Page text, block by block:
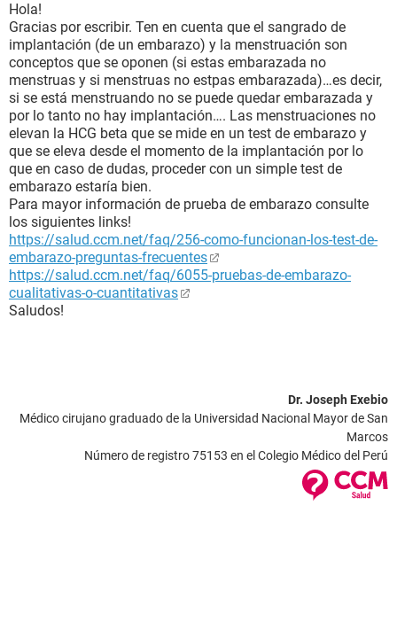
Hola!
Gracias por escribir. Ten en cuenta que el sangrado de
implantación (de un embarazo) y la menstruación son
conceptos que se oponen (si estas embarazada no
menstruas y si menstruas no estpas embarazada)…es decir,
si se está menstruando no se puede quedar embarazada y
por lo tanto no hay implantación…. Las menstruaciones no
elevan la HCG beta que se mide en un test de embarazo y
que se eleva desde el momento de la implantación por lo
que en caso de dudas, proceder con un simple test de
embarazo estaría bien.
Para mayor información de prueba de embarazo consulte
los siguientes links!
https://salud.ccm.net/faq/256-como-funcionan-los-test-de-
embarazo-preguntas-frecuentes
https://salud.ccm.net/faq/6055-pruebas-de-embarazo-
cualitativas-o-cuantitativas
Saludos!
Dr. Joseph Exebio
Médico cirujano graduado de la Universidad Nacional Mayor de San
Marcos
Número de registro 75153 en el Colegio Médico del Perú